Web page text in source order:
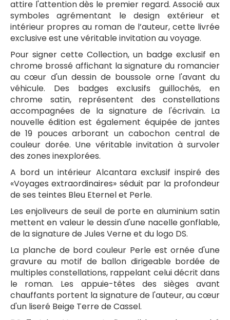
attire l'attention dès le premier regard. Associé aux
symboles agrémentant le design extérieur et
intérieur propres au roman de l’auteur, cette livrée
exclusive est une véritable invitation au voyage.
Pour signer cette Collection, un badge exclusif en
chrome brossé affichant la signature du romancier
au cœur d'un dessin de boussole orne l'avant du
véhicule. Des badges exclusifs guillochés, en
chrome satin, représentent des constellations
accompagnées de la signature de l'écrivain. La
nouvelle édition est également équipée de jantes
de 19 pouces arborant un cabochon central de
couleur dorée. Une véritable invitation à survoler
des zones inexplorées.
A bord un intérieur Alcantara exclusif inspiré des
«Voyages extraordinaires» séduit par la profondeur
de ses teintes Bleu Eternel et Perle.
Les enjoliveurs de seuil de porte en aluminium satin
mettent en valeur le dessin d'une nacelle gonflable,
de la signature de Jules Verne et du logo DS.
La planche de bord couleur Perle est ornée d'une
gravure au motif de ballon dirigeable bordée de
multiples constellations, rappelant celui décrit dans
le roman. Les appuie-têtes des sièges avant
chauffants portent la signature de l'auteur, au cœur
d'un liseré Beige Terre de Cassel.